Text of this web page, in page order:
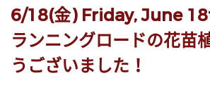
6/18(金) Friday, June
ランニングロードの花苗
うございました！